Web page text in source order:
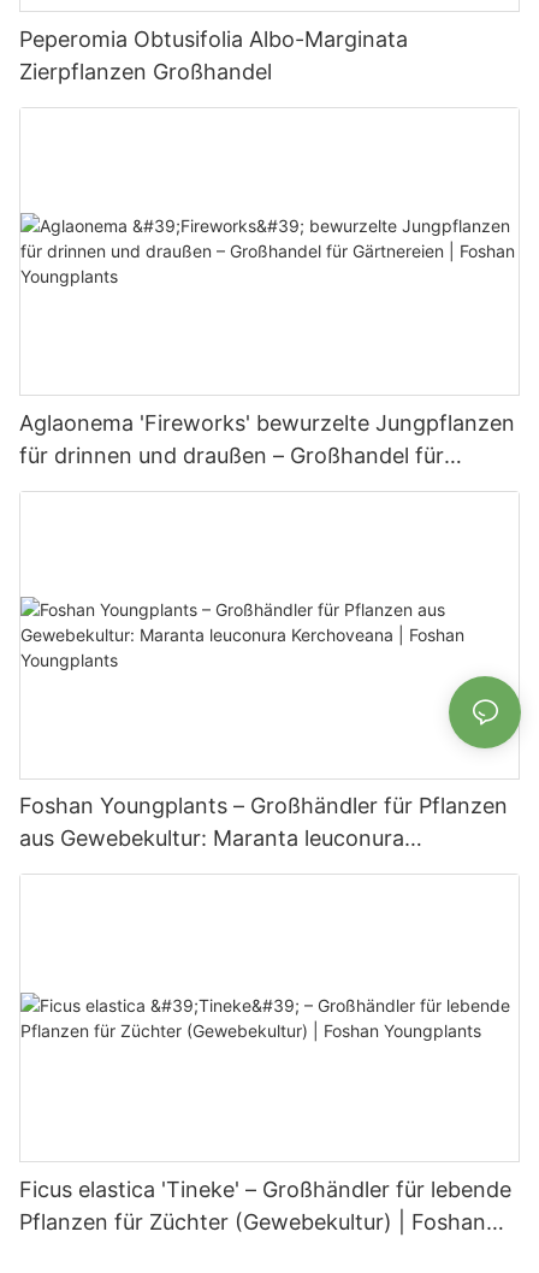
Peperomia Obtusifolia Albo-Marginata
Zierpflanzen Großhandel
Aglaonema 'Fireworks' bewurzelte Jungpflanzen
für drinnen und draußen – Großhandel für
Gärtnereien | Foshan Youngplants
Foshan Youngplants – Großhändler für Pflanzen
aus Gewebekultur: Maranta leuconura
Kerchoveana | Foshan Youngplants
Ficus elastica 'Tineke' – Großhändler für lebende
Pflanzen für Züchter (Gewebekultur) | Foshan